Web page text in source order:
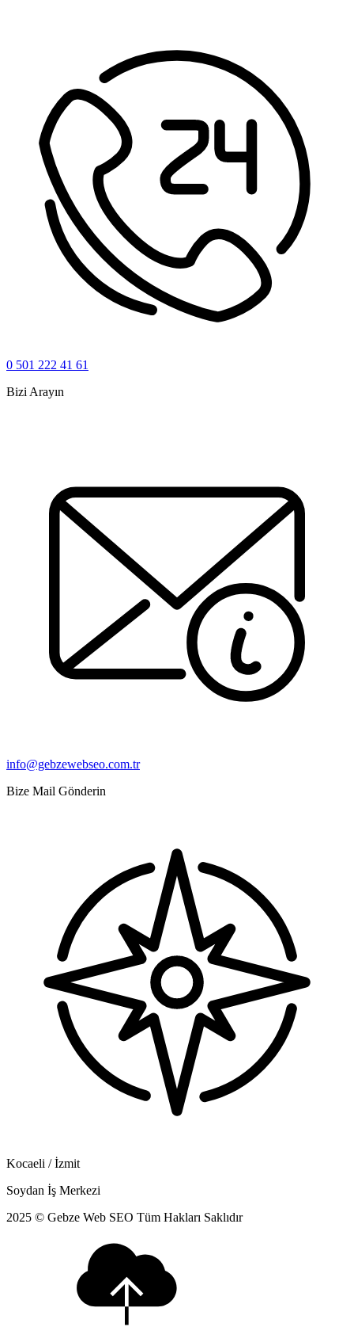
0 501 222 41 61
Bizi Arayın
info@gebzewebseo.com.tr
Bize Mail Gönderin
Kocaeli / İzmit
Soydan İş Merkezi
2025 © Gebze Web SEO Tüm Hakları Saklıdır